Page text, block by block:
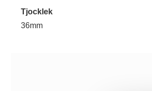
Tjocklek
36mm